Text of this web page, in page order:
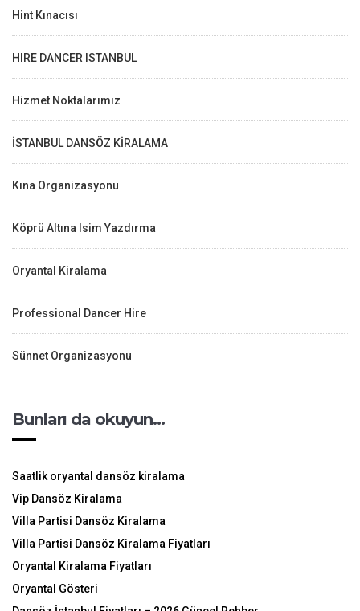
Hint Kınacısı
HIRE DANCER ISTANBUL
Hizmet Noktalarımız
İSTANBUL DANSÖZ KİRALAMA
Kına Organizasyonu
Köprü Altına Isim Yazdırma
Oryantal Kiralama
Professional Dancer Hire
Sünnet Organizasyonu
Bunları da okuyun…
Saatlik oryantal dansöz kiralama
Vip Dansöz Kiralama
Villa Partisi Dansöz Kiralama
Villa Partisi Dansöz Kiralama Fiyatları
Oryantal Kiralama Fiyatları
Oryantal Gösteri